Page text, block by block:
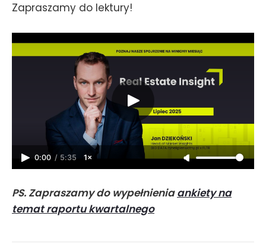
Zapraszamy do lektury!
0:00 / 5:35 1×
PS. Zapraszamy do wypełnieniaankiety na
temat raportu kwartalnego